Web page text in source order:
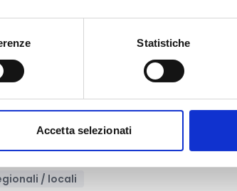
Statistiche
Accetta selezionati
e del cyberbullismo nelle scuole del
/ locali